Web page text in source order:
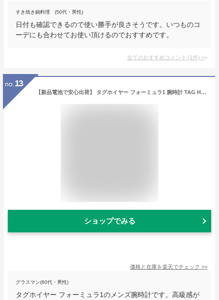
すき焼き鍋料理 (50代・男性)
日付も確認できるので使い勝手が良さそうです。いつものコ
ーデにも合わせてお使い頂けるのでおすすめです。
全てのおすすめコメント (1件) >
no. 13
【新品電池で安心出荷】 タグホイヤー フォーミュラ1 腕時計 TAG Heuer FORMULA 1 WAZ111A.BA0875 ブラック メンズ ブランド 時計 新品
ショップでみる
価格と在庫を楽天でチェック >>
グラスマン(60代・男性)
タグホイヤー フォーミュラ1のメンズ腕時計です。高級感が